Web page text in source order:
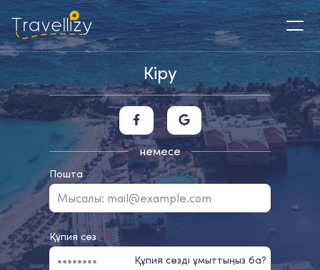
Кіру
немесе
Пошта
Құпия сөз
Құпия сөзді ұмыттыңыз ба?